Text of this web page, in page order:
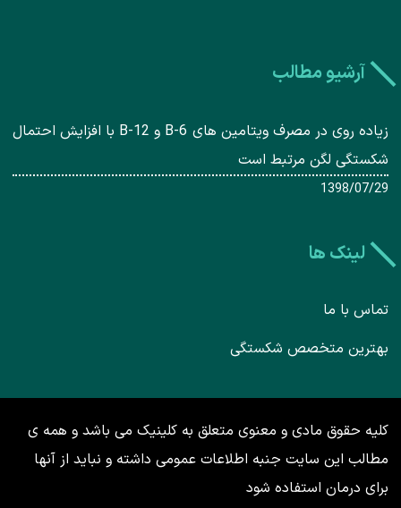
آرشیو مطالب
زیاده روی در مصرف ویتامین های B-6 و B-12 با افزایش احتمال
شکستگی لگن مرتبط است
1398/07/29
لینک ها
تماس با ما
بهترین متخصص شکستگی
کلیه حقوق مادی و معنوی متعلق به کلینیک می باشد و همه ی
مطالب این سایت جنبه اطلاعات عمومی داشته و نباید از آنها
برای درمان استفاده شود